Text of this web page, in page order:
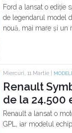
Ford a lansat o ediție
de legendarul model
nouă, mai mare și un
Miercuri, 11 Martie |
Renault
de la 24.500
Renault a lansat o
GPL, iar modelul